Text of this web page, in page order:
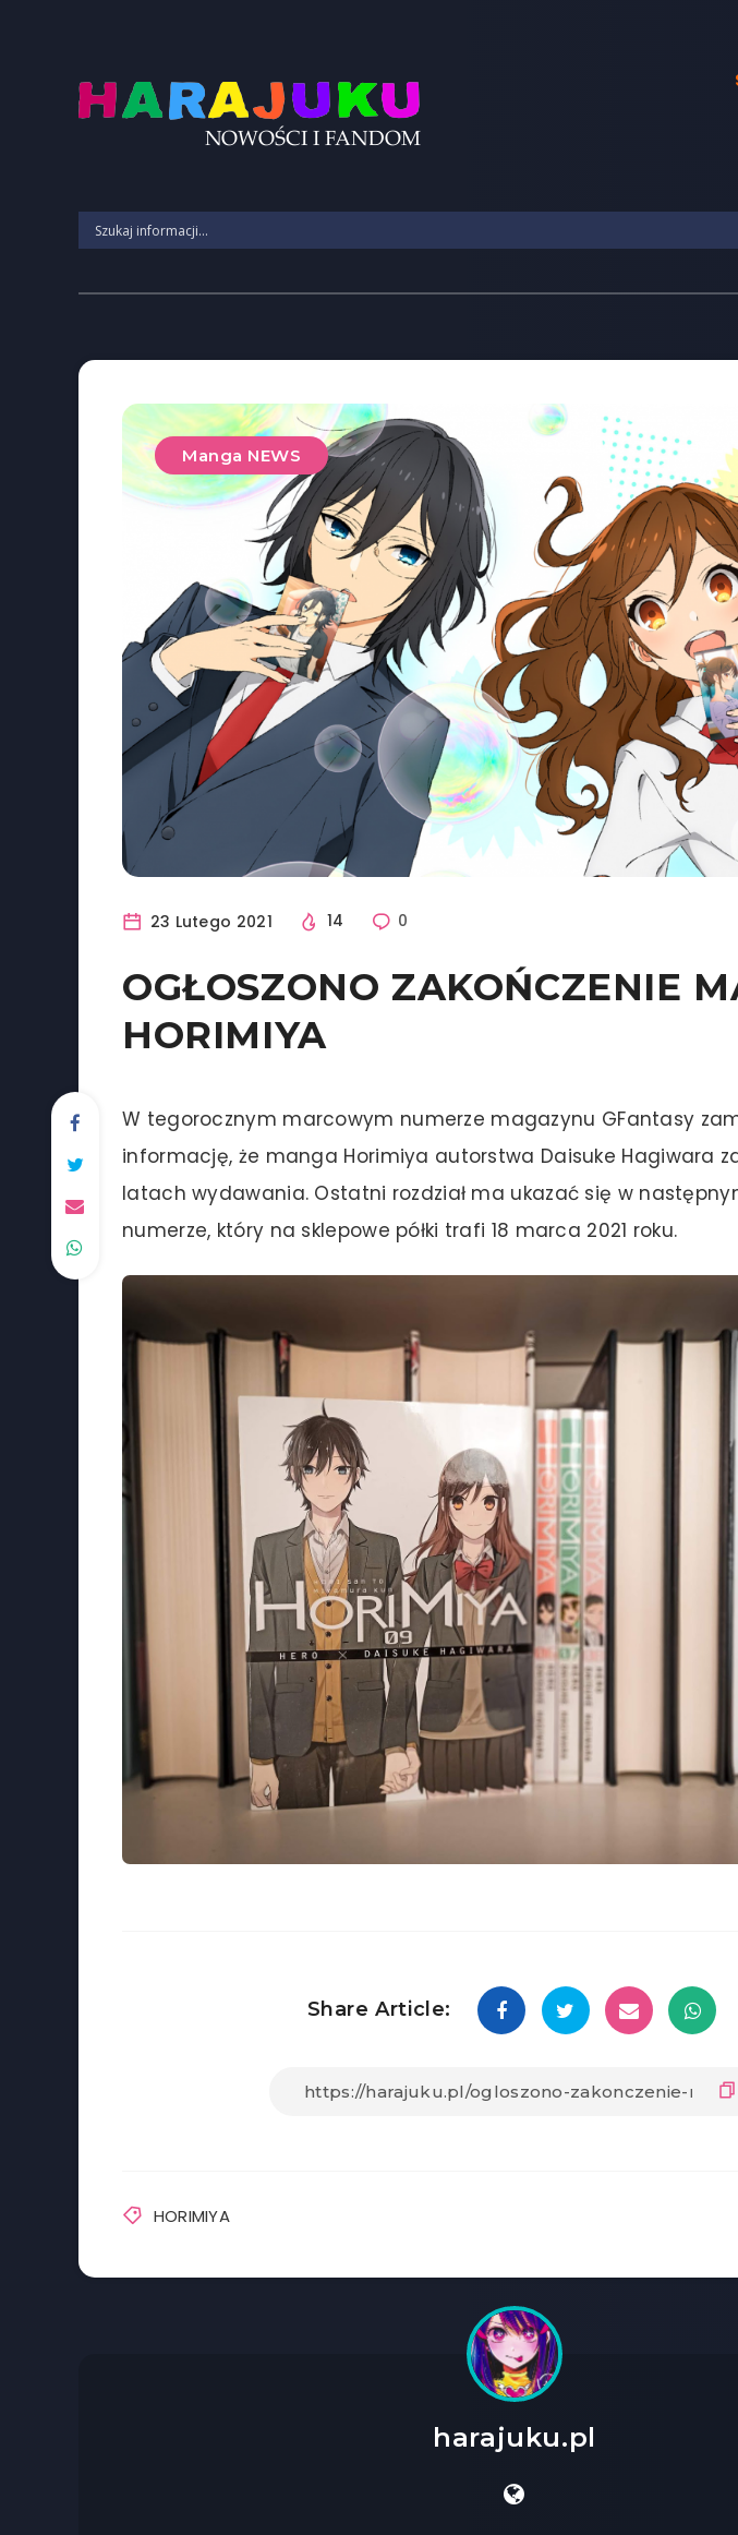
Manga NEWS
23 Lutego 2021 14 0
OGŁOSZONO ZAKOŃCZENIE
HORIMIYA
W tegorocznym marcowym numerze magazynu GFantasy
informację, że manga Horimiya autorstwa Daisuke Hagiwara
latach wydawania. Ostatni rozdział ma ukazać się w
numerze, który na sklepowe półki trafi 18 marca 2021 roku.
Share Article:
HORIMIYA
harajuku.pl